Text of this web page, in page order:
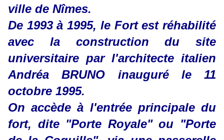
ville de Nîmes.
De 1993 à 1995, le Fort est réhabilité
avec la construction du site
universitaire par l'architecte italien
Andréa BRUNO inauguré le 11
octobre 1995.
On accède à l'entrée principale du
fort, dite "Porte Royale" ou "Porte